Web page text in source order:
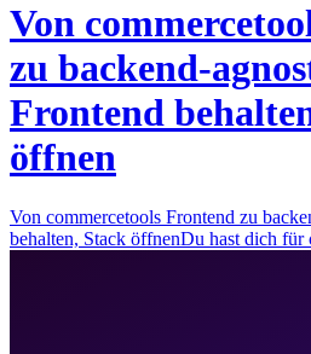
Von
zu backend-
Frontend
öffnen
Von commercetools Frontend zu
behalten, Stack öffnenDu hast dich